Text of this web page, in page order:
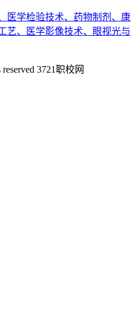
医学检验技术、药物制剂、康
艺、医学影像技术、眼视光与
3721职校网